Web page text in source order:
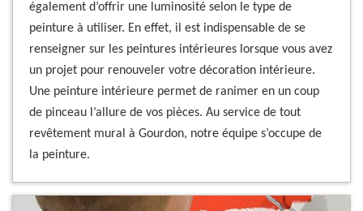
également d’offrir une luminosité selon le type de
peinture à utiliser. En effet, il est indispensable de se
renseigner sur les peintures intérieures lorsque vous avez
un projet pour renouveler votre décoration intérieure.
Une peinture intérieure permet de ranimer en un coup
de pinceau l’allure de vos pièces. Au service de tout
revêtement mural à Gourdon, notre équipe s’occupe de
la peinture.